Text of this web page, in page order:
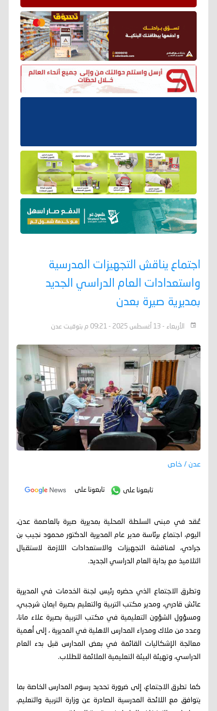
اجتماع يناقش التجهيزات المدرسية
واستعدادات العام الدراسي الجديد
بمديرية صيرة بعدن
الأربعاء - 13 أغسطس 2025 - 09:21 م بتوقيت عدن
عدن / خاص
تابعونا على تابعونا على
عُقد في مبنى السلطة المحلية بمديرية صيرة بالعاصمة عدن،
اليوم، اجتماع برئاسة مدير عام المديرية الدكتور محمود نجيب بن
جرادي، لمناقشة التجهيزات والاستعدادات اللازمة لاستقبال
التلاميذ مع بداية العام الدراسي الجديد.
وتطرق الاجتماع الذي حضره رئيس لجنة الخدمات في المديرية
عائش قادري، ومدير مكتب التربية والتعليم بصيرة ايمان شرجبي،
ومسؤول الشؤون التعليمية في مكتب التربية بصيرة علاء مانا،
وعدد من ملاك ومدراء المدارس الاهلية في المديرية ، إلى أهمية
معالجة الإشكاليات القائمة في بعض المدارس قبل بدء العام
الدراسي، وتهيئة البيئة التعليمية الملائمة للطلاب.
كما تطرق الاجتماع، إلى ضرورة تحديد رسوم المدارس الخاصة بما
يتوافق مع اللائحة المدرسية الصادرة عن وزارة التربية والتعليم،